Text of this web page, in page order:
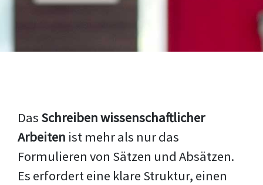
Das Schreiben wissenschaftlicher
Arbeiten ist mehr als nur das
Formulieren von Sätzen und Absätzen.
Es erfordert eine klare Struktur, einen